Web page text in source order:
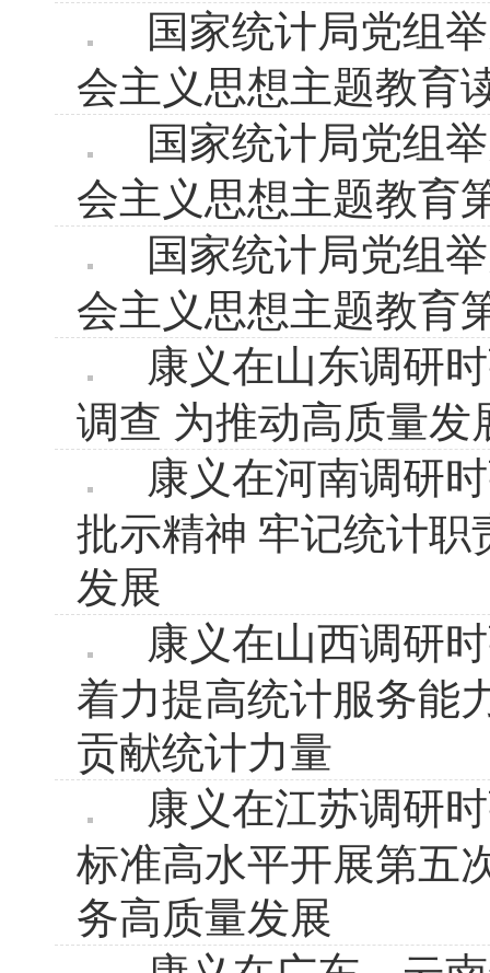
国家统计局党组
会主义思想主题教育
国家统计局党组
会主义思想主题教育
国家统计局党组
会主义思想主题教育
康义在山东调研
调查 为推动高质量
康义在河南调研
批示精神 牢记统计职
发展
康义在山西调研
着力提高统计服务能
贡献统计力量
康义在江苏调研
标准高水平开展第五
务高质量发展